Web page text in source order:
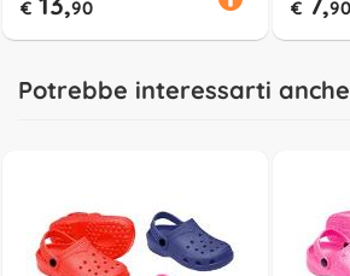
€ 90 € 90
Potrebbe interessarti anche